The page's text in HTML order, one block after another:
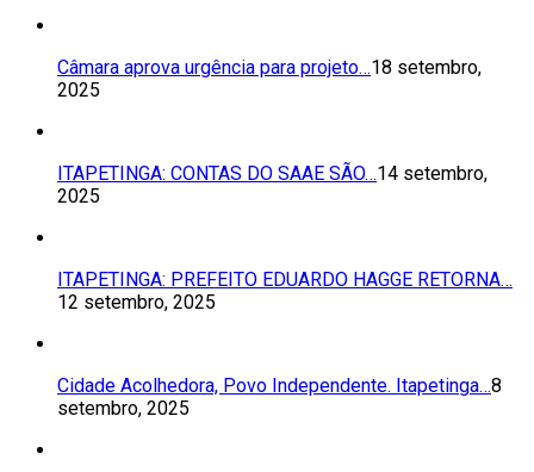
Câmara aprova urgência para projeto…18 setembro,
2025
ITAPETINGA: CONTAS DO SAAE SÃO…14 setembro,
2025
ITAPETINGA: PREFEITO EDUARDO HAGGE RETORNA…
12 setembro, 2025
Cidade Acolhedora, Povo Independente. Itapetinga…8
setembro, 2025